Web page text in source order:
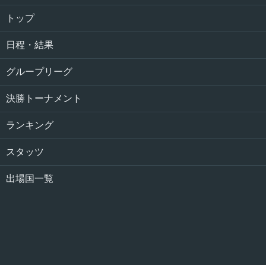
トップ
日程・結果
グループリーグ
決勝トーナメント
ランキング
スタッツ
出場国一覧